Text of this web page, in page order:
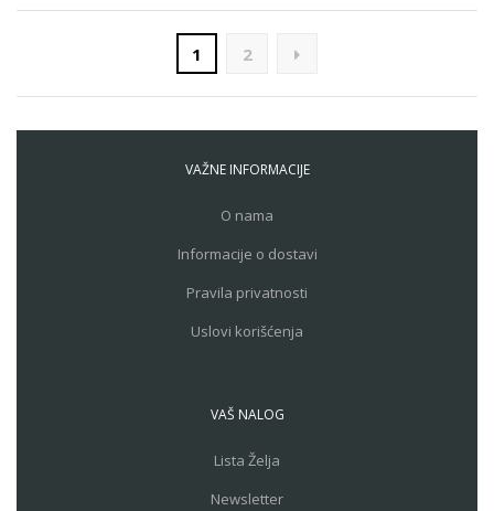
1 2
VAŽNE INFORMACIJE
O nama
Informacije o dostavi
Pravila privatnosti
Uslovi korišćenja
VAŠ NALOG
Lista Želja
Newsletter